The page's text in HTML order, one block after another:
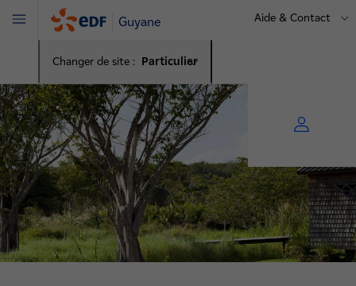
Guyane
Changer de site : Particulier
Aide & Contact
Menu